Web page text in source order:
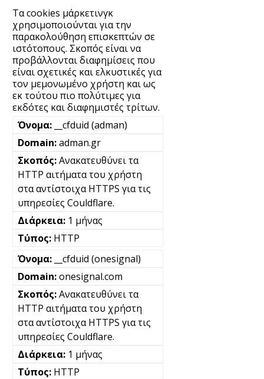
Τα cookies μάρκετινγκ
χρησιμοποιούνται για την
παρακολούθηση επισκεπτών σε
ιστότοπους. Σκοπός είναι να
προβάλλονται διαφημίσεις που
είναι σχετικές και ελκυστικές για
τον μεμονωμένο χρήστη και ως
εκ τούτου πιο πολύτιμες για
εκδότες και διαφημιστές τρίτων.
__cfduid (adman)
adman.gr
Ανακατευθύνει τα
HTTP αιτήματα του χρήστη
στα αντίστοιχα HTTPS για τις
υπηρεσίες Couldflare.
1 μήνας
HTTP
__cfduid (onesignal)
onesignal.com
Ανακατευθύνει τα
HTTP αιτήματα του χρήστη
στα αντίστοιχα HTTPS για τις
υπηρεσίες Couldflare.
1 μήνας
HTTP